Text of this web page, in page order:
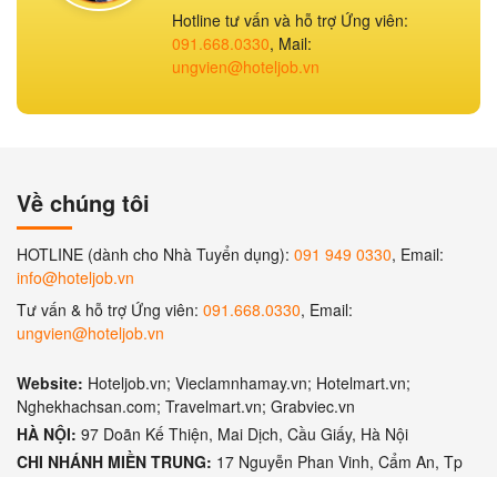
Hotline tư vấn và hỗ trợ Ứng viên:
091.668.0330, Mail:
ungvien@hoteljob.vn
Về chúng tôi
HOTLINE (dành cho Nhà Tuyển dụng): 091 949 0330, Email:
info@hoteljob.vn
Tư vấn & hỗ trợ Ứng viên: 091.668.0330, Email:
ungvien@hoteljob.vn
Website: Hoteljob.vn; Vieclamnhamay.vn; Hotelmart.vn;
Nghekhachsan.com; Travelmart.vn; Grabviec.vn
HÀ NỘI: 97 Doãn Kế Thiện, Mai Dịch, Cầu Giấy, Hà Nội
CHI NHÁNH MIỀN TRUNG: 17 Nguyễn Phan Vinh, Cẩm An, Tp